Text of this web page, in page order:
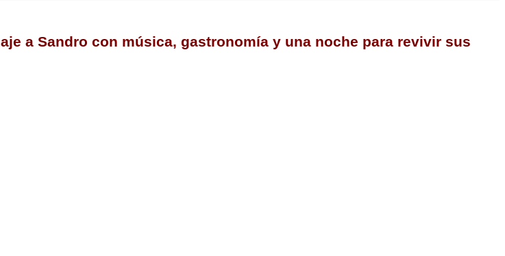
a Sandro con música, gastronomía y una noche para revivir sus